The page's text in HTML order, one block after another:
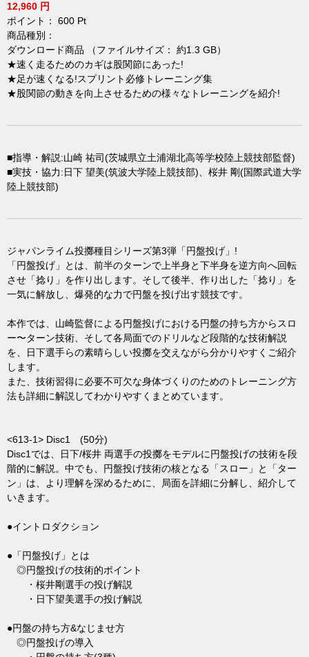
12,960 円
ポイント： 600 Pt
商品種別：
ダウンロード商品 （ファイルサイズ： 約1.3 GB）
★速く走るためのカギは股関節にあった!
★足が速くなる!スプリント必修トレーニング集
★股関節の動きを向上させるための様々なトレーニングを紹介!
■指導・解説:山崎 祐司(茨城県立土浦湖北高等学校陸上競技部監督)
■実技・協力:日下 望美(筑波大学陸上競技部)、桜井 剛(国際武道大学
陸上競技部)
ジャパンライム投擲種目シリーズ第3弾「円盤投げ」!
「円盤投げ」とは、前半のターンで上半身と下半身を逆方向へ回転
させ「捻り」を作り出します。そして後半、作り出した「捻り」を
一気に解放し、爆発的な力で円盤を投げ出す競技です。
本作では、山崎監督による円盤投げにおける円盤の持ち方からスロ
ー〜ターン技術、そして各局面でのドリルなど段階的な技術解説
を、日下選手らの素晴らしい投擲を交えながら分かりやすくご紹介
します。
また、技術習得に必要不可欠な身体づくりのためのトレーニング方
法も詳細に解説してわかりやすくまとめています。
<613-1> Disc1 (50分)
Disc1では、日下/桜井 両選手の投擲をモデルに円盤投げの技術を段
階的に解説。中でも、円盤投げ技術の核となる「スロー」と「ター
ン」は、より理解を深めるために、局面を詳細に分解し、紹介して
いきます。
●イントロダクション
●「円盤投げ」とは
◎円盤投げの技術的ポイント
・桜井剛選手の投げ解説
・日下望美選手の投げ解説
●円盤の持ち方&なじませ方
◎円盤投げの導入